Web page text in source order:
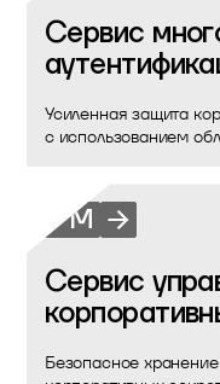
Сервис
Усиленная защита
с использованием
PM
Сервис
Безопасное